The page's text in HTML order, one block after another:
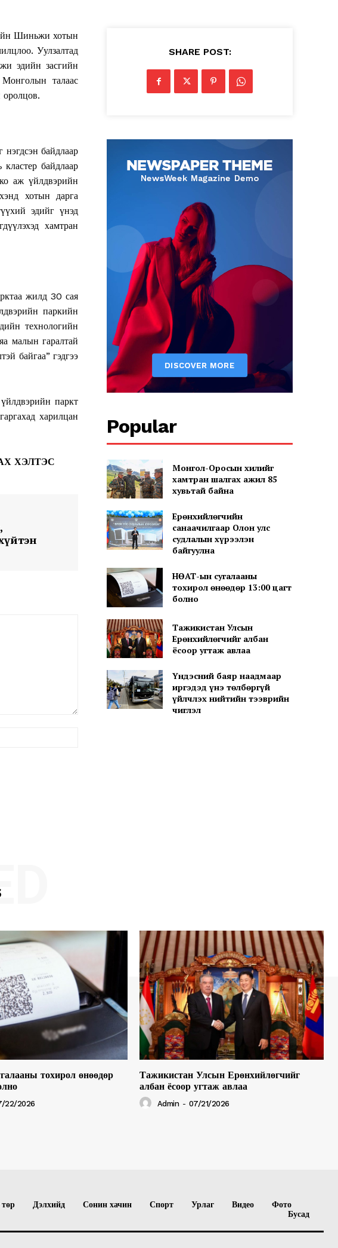
Шиньжи хотын
Уулзалтад
эдийн засгийн
талаас
байдлаар
байдлаар
аж үйлдвэрийн
хотын дарга
эдийг үнэд
хамтран
жилд 30 сая
паркийн
технологийн
малын гаралтай
байгаа” гэдгээ
паркт
харилцан
ХЭЛТЭС
SHARE POST:
Popular
Монгол-Оросын хилийг
хамтран шалгах ажил 85
хувьтай байна
Ерөнхийлөгчийн
санаачилгаар Олон улс
судлалын хүрээлэн
байгуулна
НӨАТ-ын сугалааны
тохирол өнөөдөр 13:00 цагт
болно
Тажикистан Улсын
Ерөнхийлөгчийг албан
ёсоор угтаж авлаа
Үндэсний баяр наадмаар
иргэдэд үнэ төлбөргүй
үйлчлэх нийтийн тээврийн
чиглэл
тохирол өнөөдөр
22/2026
Тажикистан Улсын Ерөнхийлөгчийг
албан ёсоор угтаж авлаа
Admin - 07/21/2026
төр Дэлхийд Сонин хачин Спорт Урлаг Видео
Фото
Бусад